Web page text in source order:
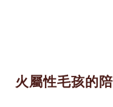
火屬性毛孩的